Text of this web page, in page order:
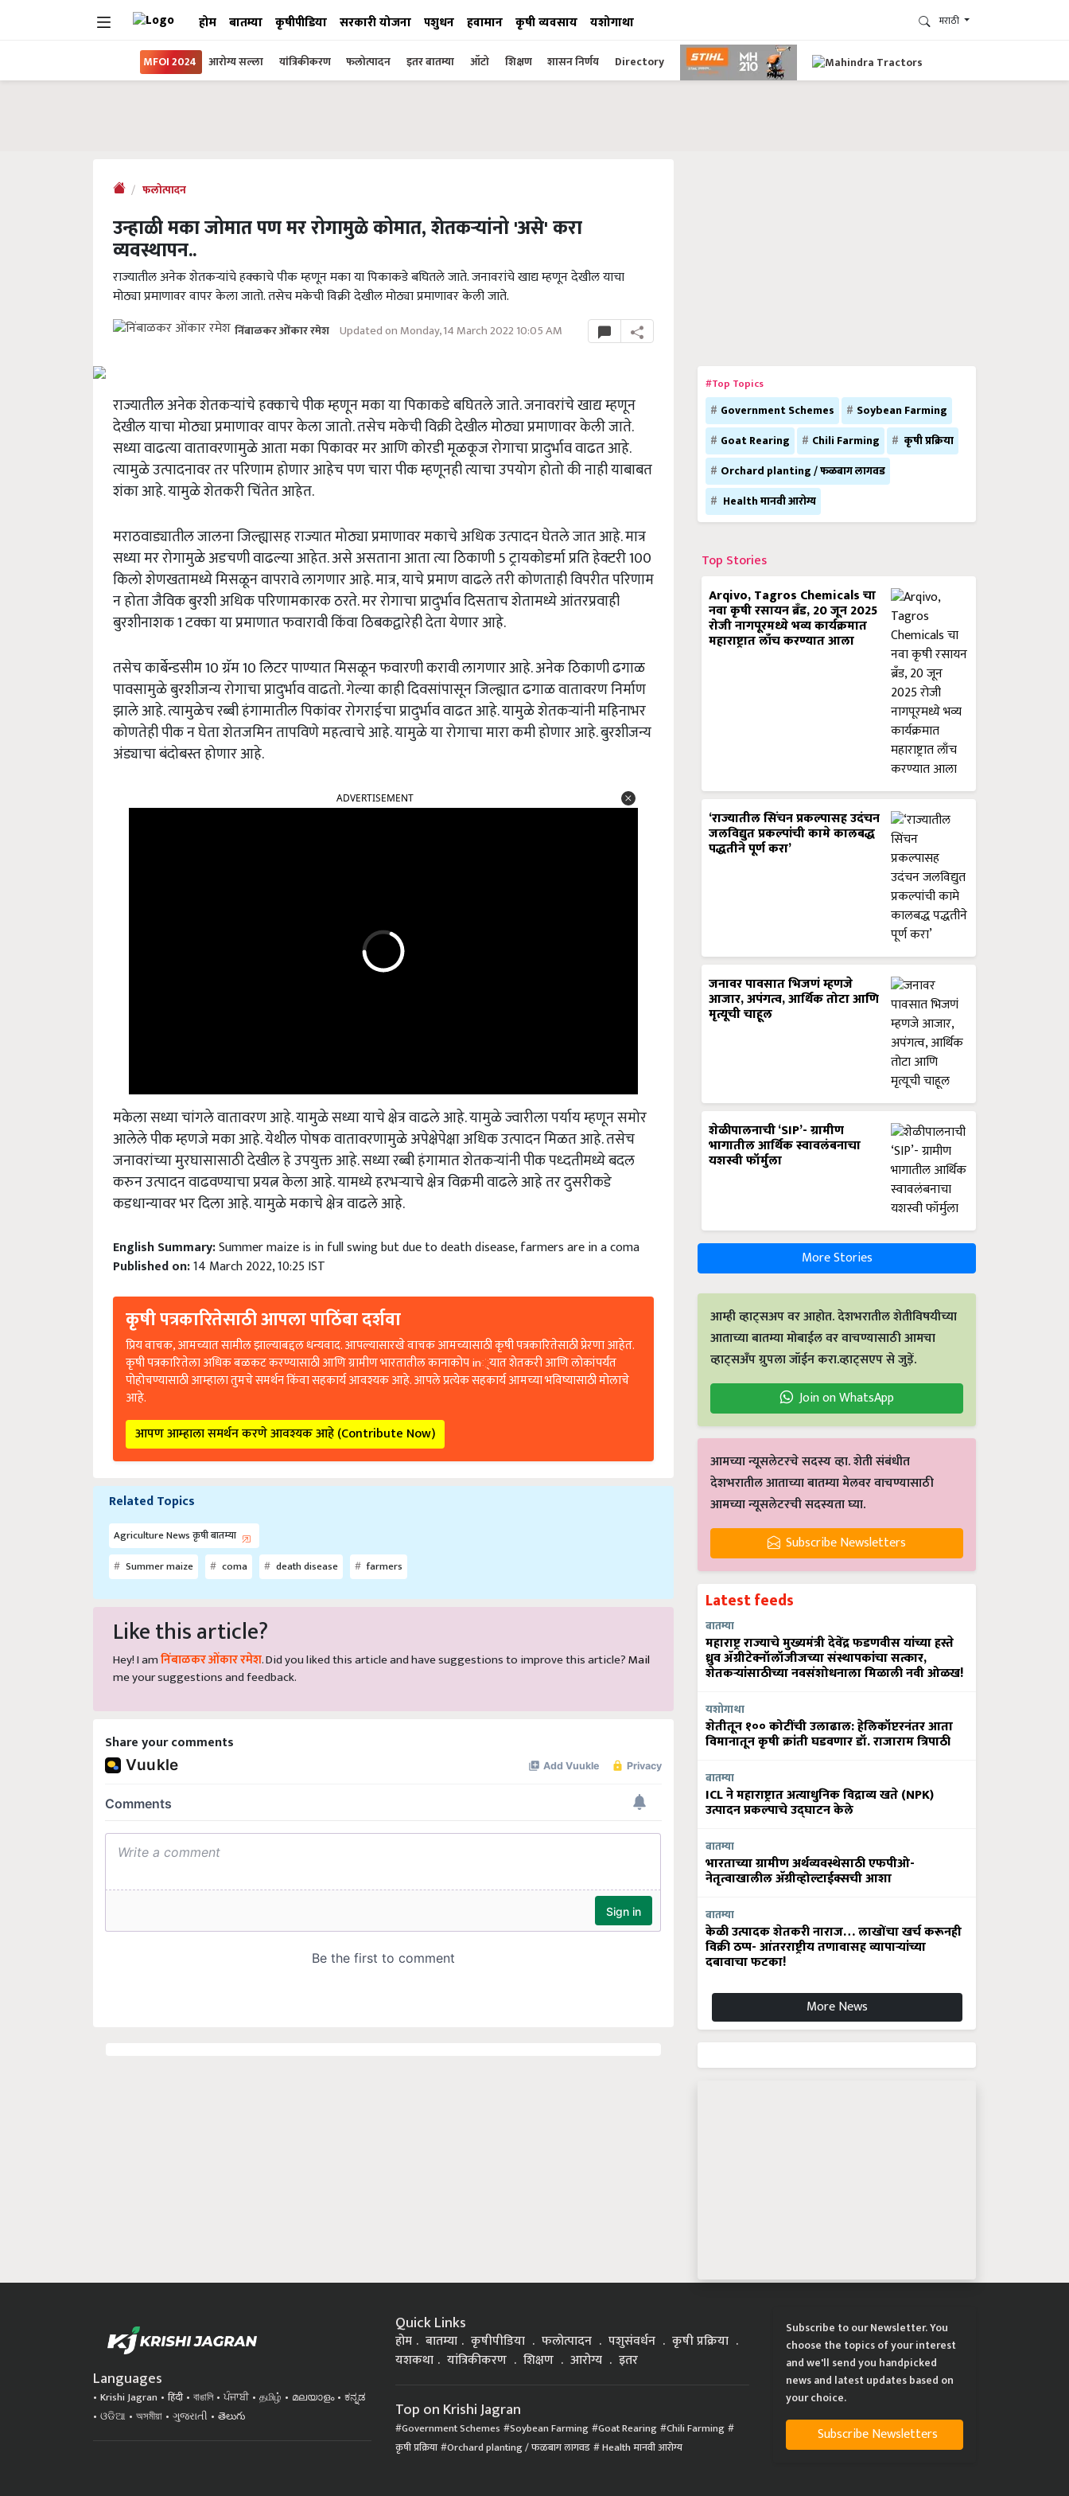
होम बातम्या कृषीपीडिया सरकारी योजना पशुधन हवामान कृषी व्यवसाय यशोगाथा मराठी
MFOI 2024 आरोग्य सल्ला यांत्रिकीकरण फलोत्पादन इतर बातम्या ऑटो शिक्षण शासन निर्णय Directory
फलोत्पादन
उन्हाळी मका जोमात पण मर रोगामुळे कोमात, शेतकऱ्यांनो 'असे' करा
व्यवस्थापन..
राज्यातील अनेक शेतकऱ्यांचे हक्काचे पीक म्हणून मका या पिकाकडे बघितले जाते. जनावरांचे खाद्य म्हणून देखील याचा
मोठ्या प्रमाणावर वापर केला जातो. तसेच मकेची विक्री देखील मोठ्या प्रमाणावर केली जाते.
निंबाळकर ओंकार रमेश Updated on Monday, 14 March 2022 10:05 AM
राज्यातील अनेक शेतकऱ्यांचे हक्काचे पीक म्हणून मका या पिकाकडे बघितले जाते. जनावरांचे खाद्य म्हणून
देखील याचा मोठ्या प्रमाणावर वापर केला जातो. तसेच मकेची विक्री देखील मोठ्या प्रमाणावर केली जाते.
सध्या वाढत्या वातावरणामुळे आता मका पिकावर मर आणि कोरडी मूळकूज रोगाचा प्रादुर्भाव वाढत आहे.
त्यामुळे उत्पादनावर तर परिणाम होणार आहेच पण चारा पीक म्हणूनही त्याचा उपयोग होतो की नाही याबाबत
शंका आहे. यामुळे शेतकरी चिंतेत आहेत.
मराठवाड्यातील जालना जिल्ह्यासह राज्यात मोठ्या प्रमाणावर मकाचे अधिक उत्पादन घेतले जात आहे. मात्र
सध्या मर रोगामुळे अडचणी वाढल्या आहेत. असे असताना आता त्या ठिकाणी 5 ट्रायकोडर्मा प्रति हेक्टरी 100
किलो शेणखतामध्ये मिसळून वापरावे लागणार आहे. मात्र, याचे प्रमाण वाढले तरी कोणताही विपरीत परिणाम
न होता जैविक बुरशी अधिक परिणामकारक ठरते. मर रोगाचा प्रादुर्भाव दिसताच शेतामध्ये आंतरप्रवाही
बुरशीनाशक 1 टक्का या प्रमाणात फवारावी किंवा ठिबकद्वारेही देता येणार आहे.
तसेच कार्बेन्डसीम 10 ग्रॅम 10 लिटर पाण्यात मिसळून फवारणी करावी लागणार आहे. अनेक ठिकाणी ढगाळ
पावसामुळे बुरशीजन्य रोगाचा प्रादुर्भाव वाढतो. गेल्या काही दिवसांपासून जिल्ह्यात ढगाळ वातावरण निर्माण
झाले आहे. त्यामुळेच रब्बी हंगामातील पिकांवर रोगराईचा प्रादुर्भाव वाढत आहे. यामुळे शेतकऱ्यांनी महिनाभर
कोणतेही पीक न घेता शेतजमिन तापविणे महत्वाचे आहे. यामुळे या रोगाचा मारा कमी होणार आहे. बुरशीजन्य
अंड्याचा बंदोबस्त होणार आहे.
ADVERTISEMENT
मकेला सध्या चांगले वातावरण आहे. यामुळे सध्या याचे क्षेत्र वाढले आहे. यामुळे ज्वारीला पर्याय म्हणून समोर
आलेले पीक म्हणजे मका आहे. येथील पोषक वातावरणामुळे अपेक्षेपेक्षा अधिक उत्पादन मिळत आहे. तसेच
जनावरांच्या मुरघासासाठी देखील हे उपयुक्त आहे. सध्या रब्बी हंगामात शेतकऱ्यांनी पीक पध्दतीमध्ये बदल
करुन उत्पादन वाढवण्याचा प्रयत्न केला आहे. यामध्ये हरभऱ्याचे क्षेत्र विक्रमी वाढले आहे तर दुसरीकडे
कडधान्यावर भर दिला आहे. यामुळे मकाचे क्षेत्र वाढले आहे.
English Summary:Summer maize is in full swing but due to death disease, farmers are in a coma
Published on:14 March 2022, 10:25 IST
कृषी पत्रकारितेसाठी आपला पाठिंबा दर्शवा
प्रिय वाचक, आमच्यात सामील झाल्याबद्दल धन्यवाद. आपल्यासारखे वाचक आमच्यासाठी कृषी पत्रकारितेसाठी प्रेरणा आहेत.
कृषी पत्रकारितेला अधिक बळकट करण्यासाठी आणि ग्रामीण भारतातील कानाकोप in्यात शेतकरी आणि लोकांपर्यंत
पोहोचण्यासाठी आम्हाला तुमचे समर्थन किंवा सहकार्य आवश्यक आहे. आपले प्रत्येक सहकार्य आमच्या भविष्यासाठी मोलाचे
आहे.
आपण आम्हाला समर्थन करणे आवश्यक आहे (Contribute Now)
Related Topics
Agriculture News कृषी बातम्या
Summer maize
coma death disease farmers
Like this article?
Hey! I amनिंबाळकर ओंकार रमेश. Did you liked this article and have suggestions to improve this article?Mail
me your suggestions and feedback.
Share your comments
#Top Topics
Government Schemes
Soybean Farming
Goat Rearing
Chili Farming
कृषी प्रक्रिया
Orchard planting / फळबाग लागवड
Health मानवी आरोग्य
Top Stories
Arqivo, Tagros Chemicals चा
नवा कृषी रसायन ब्रँड, 20 जून 2025
रोजी नागपूरमध्ये भव्य कार्यक्रमात
महाराष्ट्रात लाँच करण्यात आला
‘राज्यातील सिंचन प्रकल्पासह उदंचन
जलविद्युत प्रकल्पांची कामे कालबद्ध
पद्धतीने पूर्ण करा’
जनावर पावसात भिजणं म्हणजे
आजार, अपंगत्व, आर्थिक तोटा आणि
मृत्यूची चाहूल
शेळीपालनाची ‘SIP’- ग्रामीण
भागातील आर्थिक स्वावलंबनाचा
यशस्वी फॉर्मुला
More Stories
आम्ही व्हाट्सअप वर आहोत. देशभरातील शेतीविषयीच्या
आताच्या बातम्या मोबाईल वर वाचण्यासाठी आमचा
व्हाट्सअँप ग्रुपला जॉईन करा.व्हाट्सएप से जुड़ें.
Join on WhatsApp
आमच्या न्यूसलेटरचे सदस्य व्हा. शेती संबंधीत
देशभरातील आताच्या बातम्या मेलवर वाचण्यासाठी
आमच्या न्यूसलेटरची सदस्यता घ्या.
Subscribe Newsletters
Latest feeds
बातम्या
महाराष्ट्र राज्याचे मुख्यमंत्री देवेंद्र फडणवीस यांच्या हस्ते
ध्रुव ॲग्रीटेक्नॉलॉजीजच्या संस्थापकांचा सत्कार,
शेतकऱ्यांसाठीच्या नवसंशोधनाला मिळाली नवी ओळख!
यशोगाथा
शेतीतून १०० कोटींची उलाढाल: हेलिकॉप्टरनंतर आता
विमानातून कृषी क्रांती घडवणार डॉ. राजाराम त्रिपाठी
बातम्या
ICL ने महाराष्ट्रात अत्याधुनिक विद्राव्य खते (NPK)
उत्पादन प्रकल्पाचे उद्घाटन केले
बातम्या
भारताच्या ग्रामीण अर्थव्यवस्थेसाठी एफपीओ-
नेतृत्वाखालील अ‍ॅग्रीव्होल्टाईक्सची आशा
बातम्या
केळी उत्पादक शेतकरी नाराज… लाखोंचा खर्च करूनही
विक्री ठप्प- आंतरराष्ट्रीय तणावासह व्यापाऱ्यांच्या
दबावाचा फटका!
More News
Languages
Krishi Jagran हिंदी বাঙালি ਪੰਜਾਬੀ தமிழ் മലയാളം
ಕನ್ನಡ
ଓଡିଆ
অসমীয়া ગુજરાતી తెలుగు
Quick Links
होम बातम्या कृषीपीडिया फलोत्पादन पशुसंवर्धन
कृषी प्रक्रिया
यशकथा
यांत्रिकीकरण शिक्षण आरोग्य इतर
Top on Krishi Jagran
Government Schemes Soybean Farming Goat Rearing Chili Farming
कृषी प्रक्रिया Orchard planting / फळबाग लागवड Health मानवी आरोग्य
Subscribe to our Newsletter. You
choose the topics of your interest
and we'll send you handpicked
news and latest updates based on
your choice.
Subscribe Newsletters